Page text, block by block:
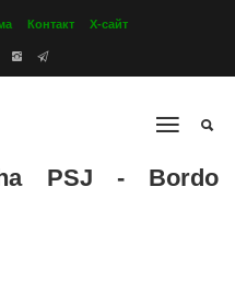
Контакт Х-сайт
PSJ - Bordo